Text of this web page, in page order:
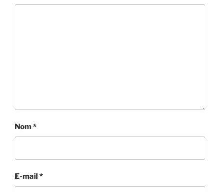
Nom*
E-mail*